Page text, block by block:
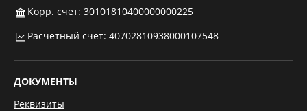
Корр. счет: 30101810400000000225
Расчетный счет: 40702810938000107548
ДОКУМЕНТЫ
Реквизиты